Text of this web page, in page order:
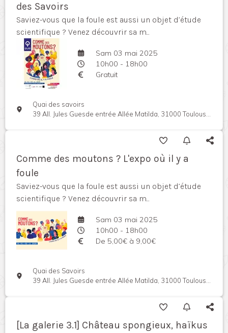
des Savoirs
Saviez-vous que la foule est aussi un objet d’étude
scientifique ? Venez découvrir sa m...
Sam 03 mai 2025
10h00 - 18h00
Gratuit
Quai des savoirs
39 All. Jules Guesde entrée Allée Matilda, 31000 Toulouse, France
Comme des moutons ? L'expo où il y a
foule
Saviez-vous que la foule est aussi un objet d’étude
scientifique ? Venez découvrir sa m...
Sam 03 mai 2025
10h00 - 18h00
De 5,00€ à 9,00€
Quai des Savoirs
39 All. Jules Guesde entrée Allée Matilda, 31000 Toulouse, France
[La galerie 3.1] Château spongieux, haïkus